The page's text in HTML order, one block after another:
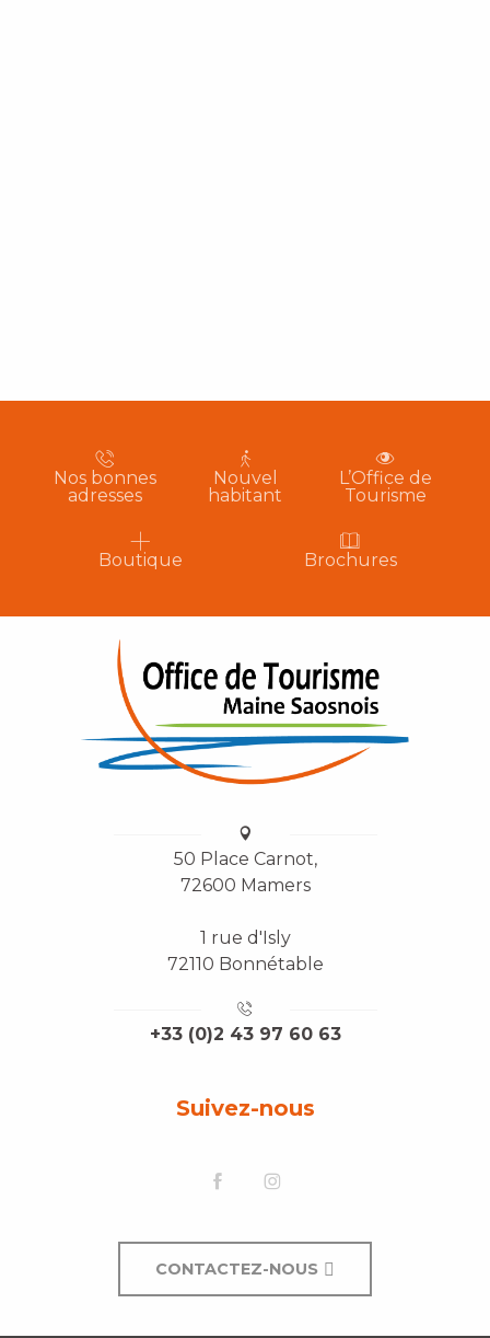
Nos bonnes
adresses
Nouvel
habitant
L’Office de
Tourisme
Boutique Brochures
50 Place Carnot,
72600 Mamers
1 rue d'Isly
72110 Bonnétable
+33 (0)2 43 97 60 63
Suivez-nous
CONTACTEZ-NOUS